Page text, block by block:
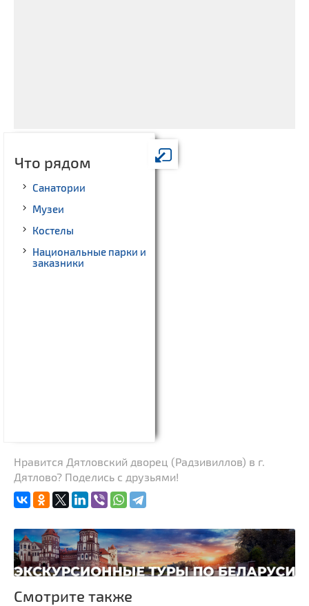
Что рядом
Санатории
Музеи
Костелы
Национальные парки и
заказники
Нравится Дятловский дворец (Радзивиллов) в г.
Дятлово? Поделись с друзьями!
Смотрите также